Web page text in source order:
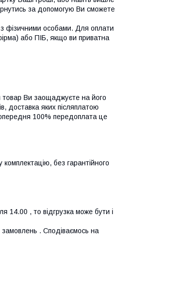
за допомогую Ви сможете
фізичними особами. Для оплати
або ПІБ, якщо ви приватна
товар Ви заощаджуєте на його
доставка яких післяплатою
100% передоплата це
без гарантійного
14.00 , то відгрузка може бути і
замовлень . Сподіваємось на